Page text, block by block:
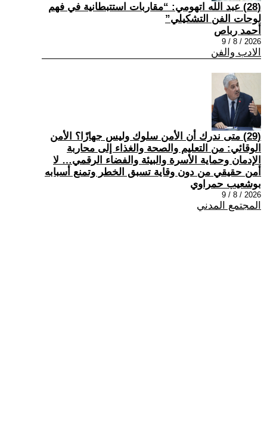
(28) عبد الله اتهومي: “مقاربات استتبطانية في فهم
لوحات الفن التشكيلي”
أحمد رباص
2026 / 8 / 9
الادب والفن
(29) متى ندرك أن الأمن سلوك وليس جهازًا؟ الأمن
الوقائي: من التعليم والصحة والغذاء إلى محاربة
الإدمان وحماية الأسرة والبيئة والفضاء الرقمي… لا
أمن حقيقي من دون وقاية تسبق الخطر وتمنع أسبابه
بوشعيب حمراوي
2026 / 8 / 9
المجتمع المدني